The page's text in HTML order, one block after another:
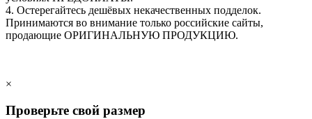
4. Остерегайтесь дешёвых некачественных подделок.
Принимаются во внимание только российские сайты,
продающие ОРИГИНАЛЬНУЮ ПРОДУКЦИЮ.
×
Проверьте свой размер